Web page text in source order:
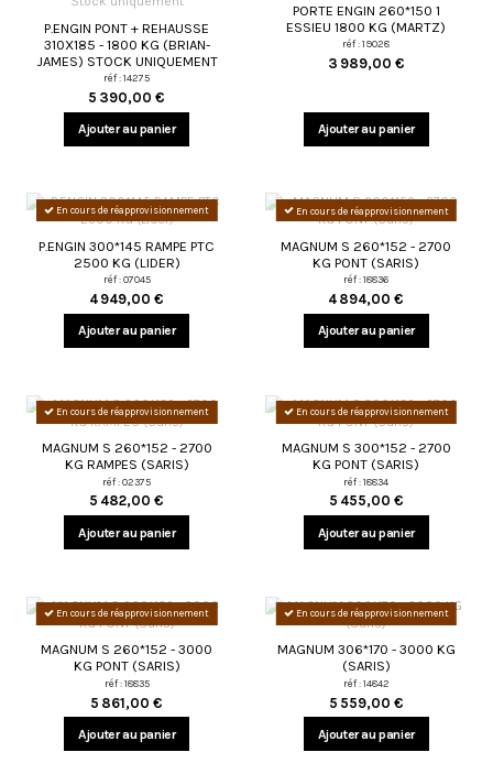
P.ENGIN PONT + REHAUSSE
310X185 - 1800 KG (BRIAN-
JAMES) STOCK UNIQUEMENT
réf : 14275
5 390,00 €
Ajouter au panier
PORTE ENGIN 260*150 1
ESSIEU 1800 KG (MARTZ)
réf : 19028
3 989,00 €
Ajouter au panier
En cours de réapprovisionnement
P.ENGIN 300*145 RAMPE PTC
2500 KG (LIDER)
réf : 07045
4 949,00 €
Ajouter au panier
En cours de réapprovisionnement
MAGNUM S 260*152 - 2700
KG PONT (SARIS)
réf : 18836
4 894,00 €
Ajouter au panier
En cours de réapprovisionnement
MAGNUM S 260*152 - 2700
KG RAMPES (SARIS)
réf : 02375
5 482,00 €
Ajouter au panier
En cours de réapprovisionnement
MAGNUM S 300*152 - 2700
KG PONT (SARIS)
réf : 18834
5 455,00 €
Ajouter au panier
En cours de réapprovisionnement
MAGNUM S 260*152 - 3000
KG PONT (SARIS)
réf : 18835
5 861,00 €
Ajouter au panier
En cours de réapprovisionnement
MAGNUM 306*170 - 3000 KG
(SARIS)
réf : 14842
5 559,00 €
Ajouter au panier